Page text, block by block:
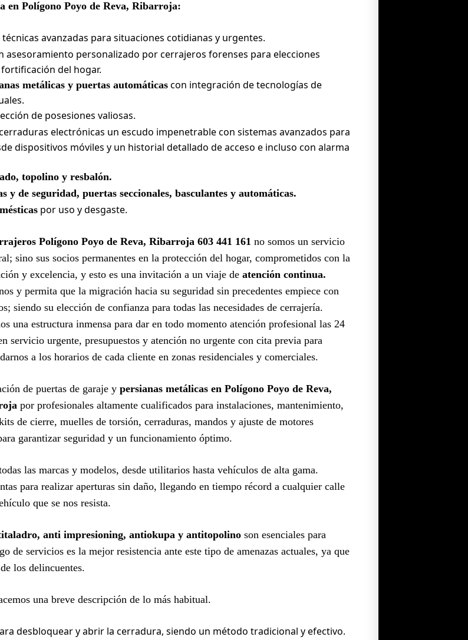
en Polígono Poyo de Reva, Ribarroja:
avanzadas para situaciones cotidianas y urgentes.
asesoramiento personalizado por cerrajeros forenses para elecciones
del hogar.
metálicas y puertas automáticas con integración de tecnologías de
de posesiones valiosas.
electrónicas un escudo impenetrable con sistemas avanzados para
dispositivos móviles y un historial detallado de acceso e incluso con alarma
topolino y resbalón.
y de seguridad, puertas seccionales, basculantes y automáticas.
por uso y desgaste.
Polígono Poyo de Reva, Ribarroja 603 441 161 no somos un servicio
sino sus socios permanentes en la protección del hogar, comprometidos con la
y excelencia, y esto es una invitación a un viaje de atención continua.
y permita que la migración hacia su seguridad sin precedentes empiece con
siendo su elección de confianza para todas las necesidades de cerrajería.
una estructura inmensa para dar en todo momento atención profesional las 24
servicio urgente, presupuestos y atención no urgente con cita previa para
a los horarios de cada cliente en zonas residenciales y comerciales.
de puertas de garaje y persianas metálicas en Polígono Poyo de Reva,
por profesionales altamente cualificados para instalaciones, mantenimiento,
de cierre, muelles de torsión, cerraduras, mandos y ajuste de motores
garantizar seguridad y un funcionamiento óptimo.
las marcas y modelos, desde utilitarios hasta vehículos de alta gama.
para realizar aperturas sin daño, llegando en tiempo récord a cualquier calle
que se nos resista.
anti impresioning, antiokupa y antitopolino son esenciales para
de servicios es la mejor resistencia ante este tipo de amenazas actuales, ya que
los delincuentes.
una breve descripción de lo más habitual.
desbloquear y abrir la cerradura, siendo un método tradicional y efectivo.